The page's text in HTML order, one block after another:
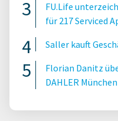
FU.Life
für 217 Serviced
Saller kauft
Florian Danitz
DAHLER